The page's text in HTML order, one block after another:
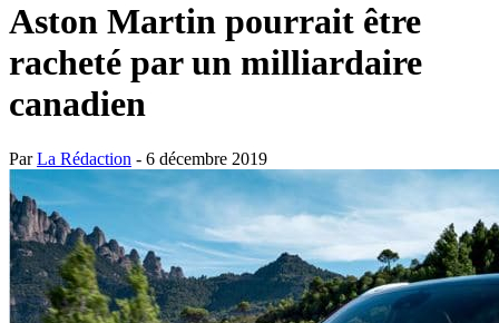
Aston Martin pourrait être
racheté par un milliardaire
canadien
ParLa Rédaction - 6 décembre 2019